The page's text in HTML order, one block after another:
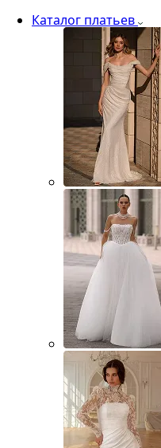
Каталог платьев